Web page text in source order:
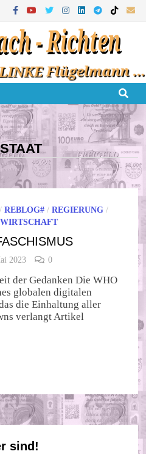
REBLOG# /REGIERUNG /
2023 0
der Gedanken Die WHO
globalen digitalen
die Einhaltung aller
verlangt Artikel
sind!